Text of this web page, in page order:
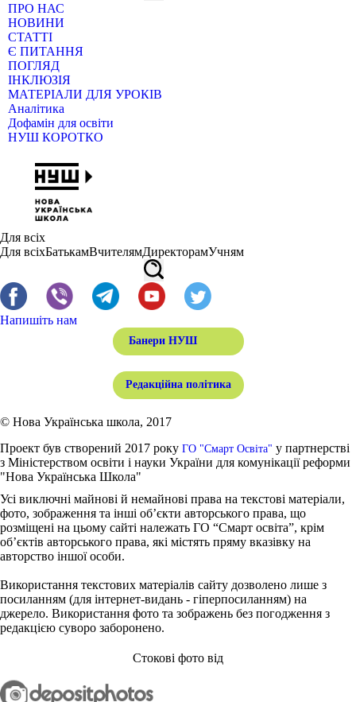
ПРО НАС
НОВИНИ
СТАТТІ
Є ПИТАННЯ
ПОГЛЯД
ІНКЛЮЗІЯ
МАТЕРІАЛИ ДЛЯ УРОКІВ
Аналітика
Дофамін для освіти
НУШ КОРОТКО
Для всіх
Для всіхБатькамВчителямДиректорамУчням
Напишіть нам
Банери НУШ
Редакційна політика
© Нова Українська школа, 2017
Проект був створений 2017 року ГО "Смарт Освіта" у партнерстві
з Міністерством освіти і науки України для комунікації реформи
"Нова Українська Школа"
Усі виключні майнові й немайнові права на текстові матеріали,
фото, зображення та інші об’єкти авторського права, що
розміщені на цьому сайті належать ГО “Смарт освіта”, крім
об’єктів авторського права, які містять пряму вказівку на
авторство іншої особи.
Використання текстових матеріалів сайту дозволено лише з
посиланням (для інтернет-видань - гіперпосиланням) на
джерело. Використання фото та зображень без погодження з
редакцією суворо заборонено.
Стокові фото від